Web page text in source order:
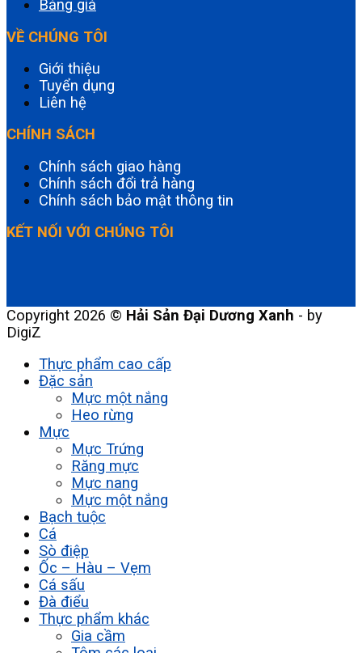
Bảng giá
VỀ CHÚNG TÔI
Giới thiệu
Tuyển dụng
Liên hệ
CHÍNH SÁCH
Chính sách giao hàng
Chính sách đổi trả hàng
Chính sách bảo mật thông tin
KẾT NỐI VỚI CHÚNG TÔI
Copyright 2026 © Hải Sản Đại Dương Xanh - by
DigiZ
Thực phẩm cao cấp
Đặc sản
Mực một nắng
Heo rừng
Mực
Mực Trứng
Răng mực
Mực nang
Mực một nắng
Bạch tuộc
Cá
Sò điệp
Ốc – Hàu – Vẹm
Cá sấu
Đà điểu
Thực phẩm khác
Gia cầm